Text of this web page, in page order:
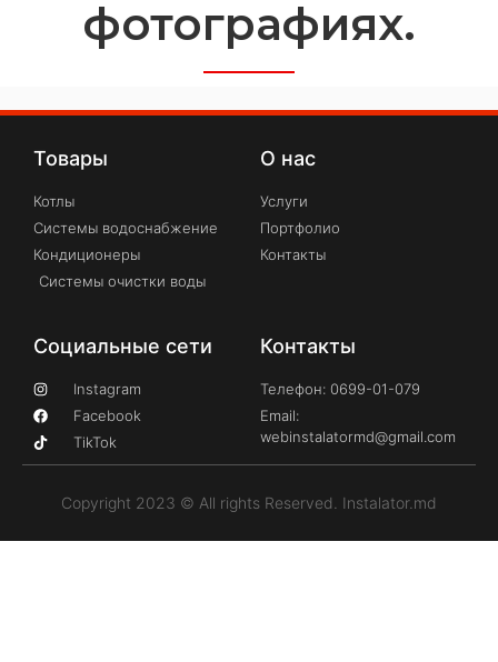
фотографиях.
Товары
Котлы
Системы водоснабжение
Кондиционеры
Системы очистки воды
О нас
Услуги
Портфолио
Контакты
Социальные сети
Instagram
Facebook
TikTok
Контакты
Телефон: 0699-01-079
Email:
webinstalatormd@gmail.com
Copyright 2023 © All rights Reserved. Instalator.md